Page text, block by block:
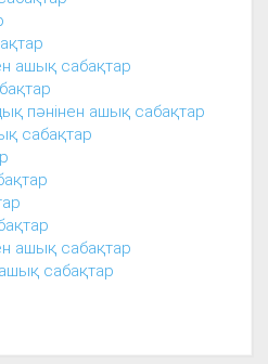
ашық сабақтар
пәнінен ашық сабақтар
сабақтар
ашық сабақтар
сабақтар